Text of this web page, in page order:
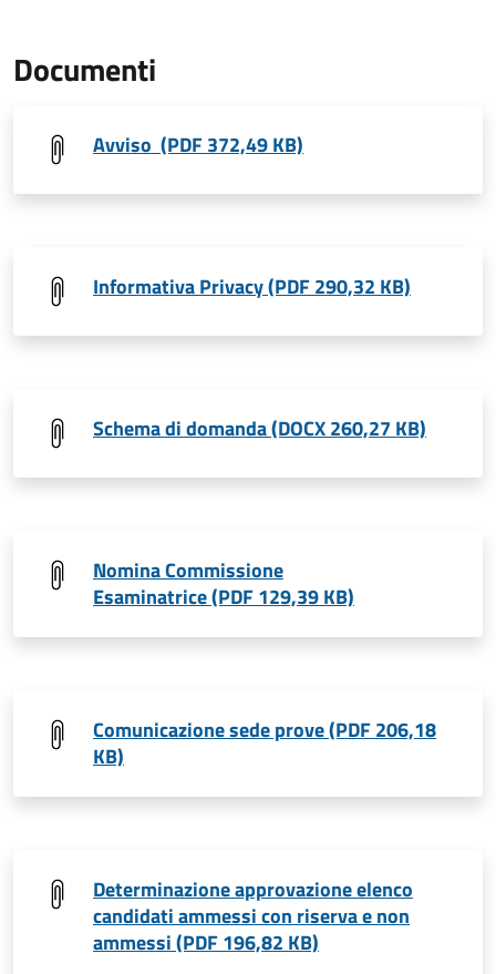
Documenti
Avviso (PDF 372,49 KB)
Informativa Privacy (PDF 290,32 KB)
Schema di domanda (DOCX 260,27 KB)
Nomina Commissione
Esaminatrice (PDF 129,39 KB)
Comunicazione sede prove (PDF 206,18
KB)
Determinazione approvazione elenco
candidati ammessi con riserva e non
ammessi (PDF 196,82 KB)